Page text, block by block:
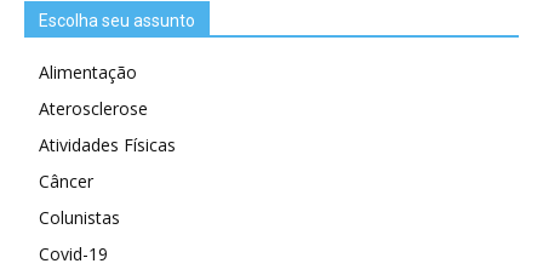
Escolha seu assunto
Alimentação
Aterosclerose
Atividades Físicas
Câncer
Colunistas
Covid-19